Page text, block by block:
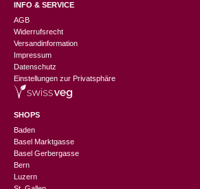
INFO & SERVICE
AGB
Widerrufsrecht
Versandinformation
Impressum
Datenschutz
Einstellungen zur Privatsphäre
SHOPS
Baden
Basel Marktgasse
Basel Gerbergasse
Bern
Luzern